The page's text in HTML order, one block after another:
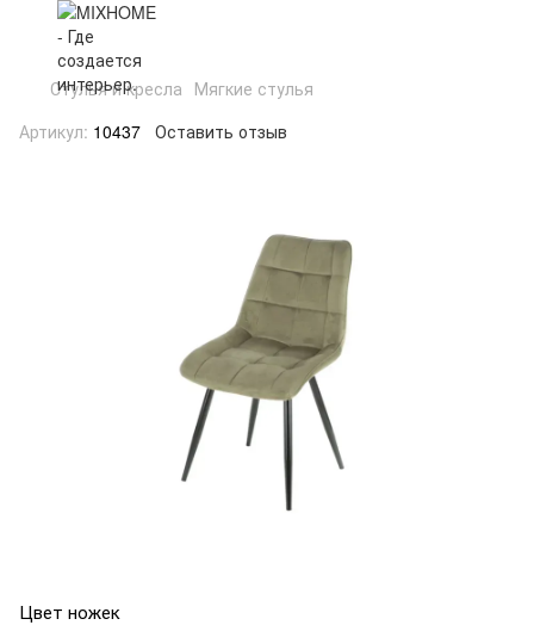
Стулья и кресла Мягкие стулья
Артикул: 10437 Оставить отзыв
Цвет ножек